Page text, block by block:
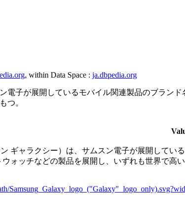
, within Data Space : ja.dbpedia.org
電子が展開しているモバイル関連製品のブラ
つ。
ン ギャラクシー）は、サムスン電子が展開して
ォッチなどの製品を展開し、いずれも世界で高い